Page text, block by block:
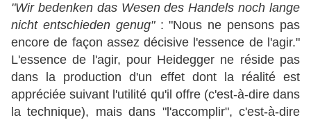
"Wir bedenken das Wesen des Handels noch lange
nicht entschieden genug": "Nous ne pensons pas
encore de façon assez décisive l'essence de l'agir."
L'essence de l'agir, pour Heidegger ne réside pas
dans la production d'un effet dont la réalité est
appréciée suivant l'utilité qu'il offre (c'est-à-dire dans
la technique), mais dans "l'accomplir", c'est-à-dire